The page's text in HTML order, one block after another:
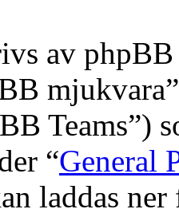
av phpBB
Teams”)
“General
laddas